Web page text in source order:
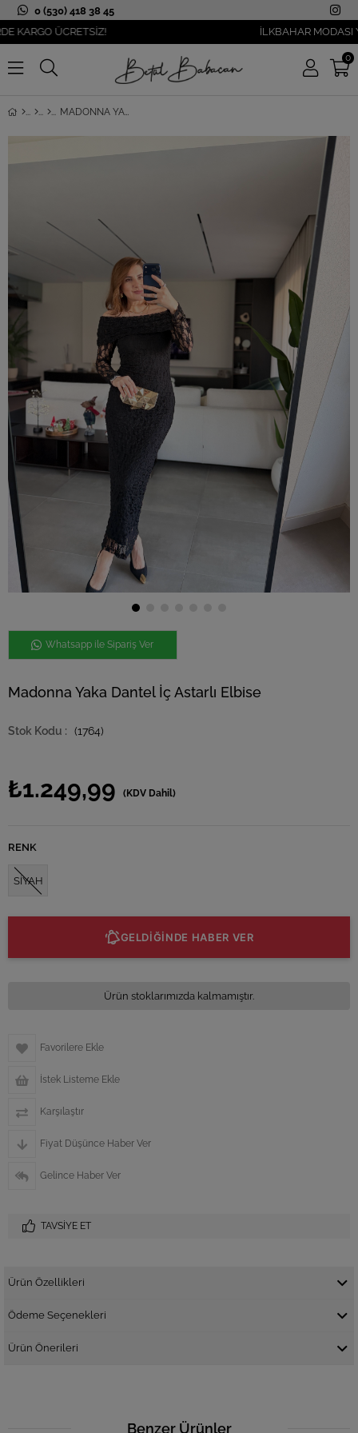
0 (530) 418 38 45
ÜCRETSİZ!
İLKBAHAR MODASI
0
MADONNA YAKA DANTEL İÇ ASTARLI ELBISE
Whatsapp ile Sipariş Ver
Madonna Yaka Dantel İç Astarlı Elbise
(1764)
₺1.249,99 (KDV Dahil)
RENK
SİYAH
GELDİĞİNDE HABER VER
Ürün stoklarımızda kalmamıştır.
Favorilere Ekle
İstek Listeme Ekle
Karşılaştır
Fiyat Düşünce Haber Ver
Gelince Haber Ver
TAVSIYE ET
Ürün Özellikleri
Ödeme Seçenekleri
Ürün Önerileri
Benzer Ürünler